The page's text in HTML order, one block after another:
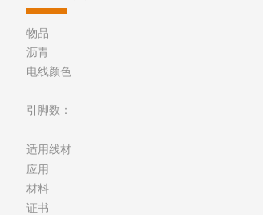
物品
沥青
电线颜色
引脚数：
适用线材
应用
材料
证书